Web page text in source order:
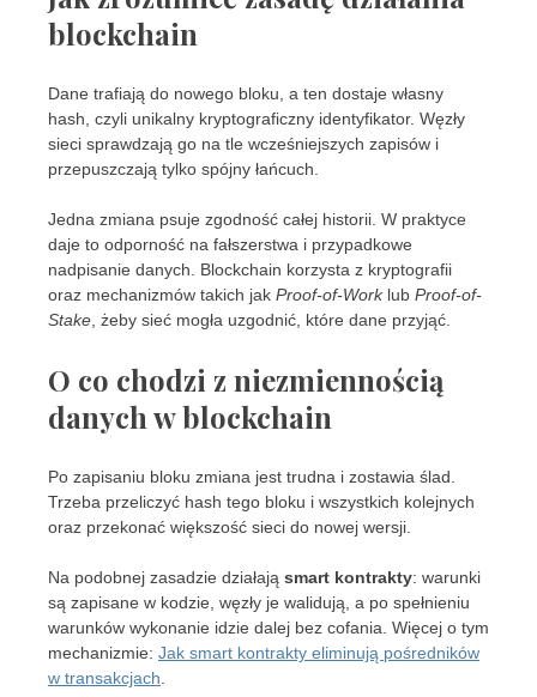
blockchain
Dane trafiają do nowego bloku, a ten dostaje własny
hash, czyli unikalny kryptograficzny identyfikator. Węzły
sieci sprawdzają go na tle wcześniejszych zapisów i
przepuszczają tylko spójny łańcuch.
Jedna zmiana psuje zgodność całej historii. W praktyce
daje to odporność na fałszerstwa i przypadkowe
nadpisanie danych. Blockchain korzysta z kryptografii
oraz mechanizmów takich jak Proof-of-Worklub Proof-of-
Stake , żeby sieć mogła uzgodnić, które dane przyjąć.
O co chodzi z niezmiennością
danych w blockchain
Po zapisaniu bloku zmiana jest trudna i zostawia ślad.
Trzeba przeliczyć hash tego bloku i wszystkich kolejnych
oraz przekonać większość sieci do nowej wersji.
Na podobnej zasadzie działają smart kontrakty: warunki
są zapisane w kodzie, węzły je walidują, a po spełnieniu
warunków wykonanie idzie dalej bez cofania. Więcej o tym
mechanizmie: Jak smart kontrakty eliminują pośredników
w transakcjach